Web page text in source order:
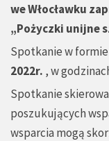
we Włocławku
„Pożyczki unijne
Spotkanie w formie
2022r. , w
Spotkanie
poszukujących
wsparcia mogą